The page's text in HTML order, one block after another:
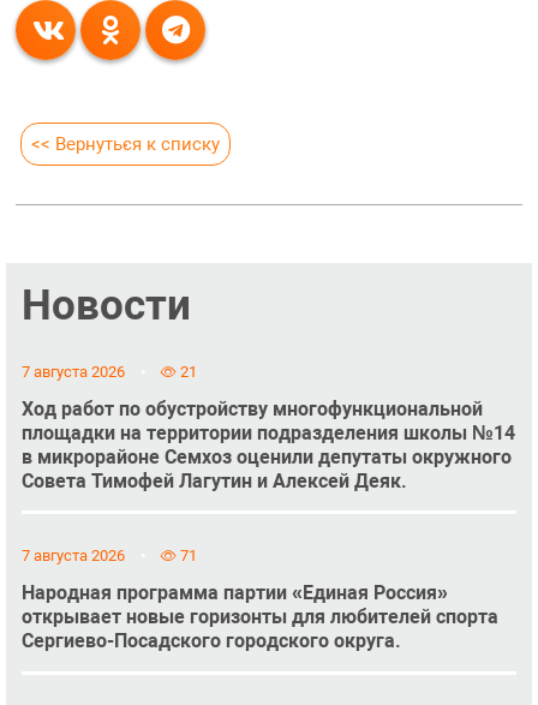
<< Вернуться к списку
Новости
7 августа 2026 21
Ход работ по обустройству многофункциональной
площадки на территории подразделения школы №14
в микрорайоне Семхоз оценили депутаты окружного
Совета Тимофей Лагутин и Алексей Деяк.
7 августа 2026 71
Народная программа партии «Единая Россия»
открывает новые горизонты для любителей спорта
Сергиево-Посадского городского округа.